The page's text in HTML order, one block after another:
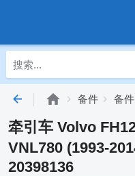
备件 备
牵引车 Volvo
VNL780 (1993-
20398136